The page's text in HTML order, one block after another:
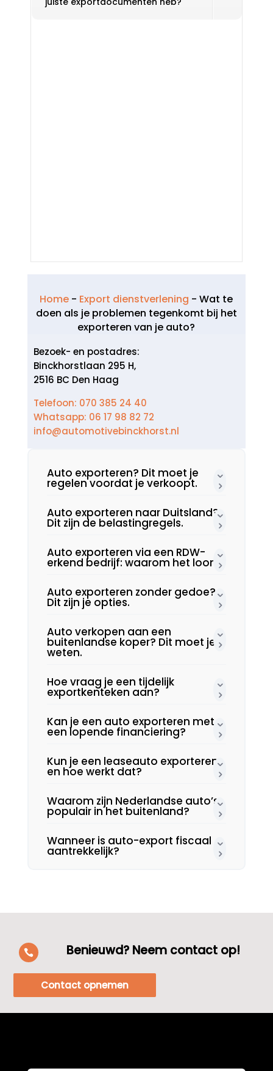
Home - Export dienstverlening -Wat te
doen als je problemen tegenkomt bij het
exporteren van je auto?
Bezoek- en postadres:
Binckhorstlaan 295 H,
2516 BC Den Haag
Telefoon: 070 385 24 40
Whatsapp: 06 17 98 82 72
info@automotivebinckhorst.nl
Auto exporteren? Dit moet je
regelen voordat je verkoopt.​
Auto exporteren naar Duitsland?
Dit zijn de belastingregels.​
Auto exporteren via een RDW-
erkend bedrijf: waarom het loont.​
Auto exporteren zonder gedoe?
Dit zijn je opties.​
Auto verkopen aan een
buitenlandse koper? Dit moet je
weten.​
Hoe vraag je een tijdelijk
exportkenteken aan?
Kan je een auto exporteren met
een lopende financiering?
Kun je een leaseauto exporteren
en hoe werkt dat?
Waarom zijn Nederlandse auto’s
populair in het buitenland?
Wanneer is auto-export fiscaal
aantrekkelijk?
 Benieuwd? Neem contact op!
Contact opnemen